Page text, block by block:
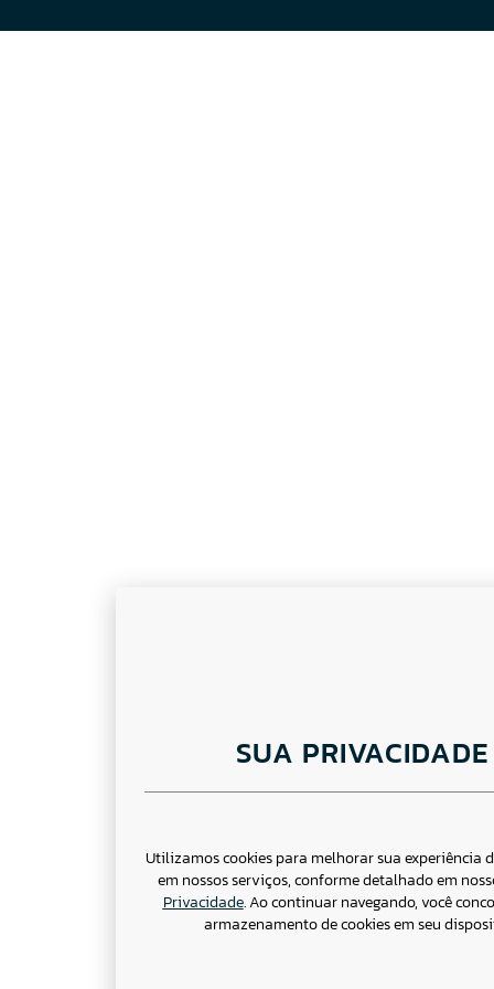
SUA PRIVACIDADE
Utilizamos cookies para melhorar sua experiência
em nossos serviços, conforme detalhado em
Privacidade. Ao continuar navegando, você
armazenamento de cookies em seu